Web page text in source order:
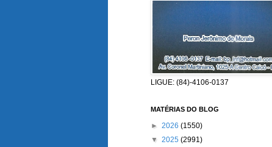
LIGUE: (84)-4106-0137
MATÉRIAS DO BLOG
► 2026 (1550)
▼ 2025 (2991)